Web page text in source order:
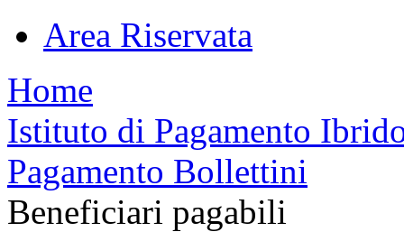
Area Riservata
Home
Istituto di Pagamento
Pagamento Bollettini
Beneficiari pagabili